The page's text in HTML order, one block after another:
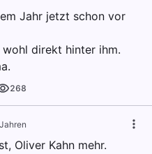
Jahr jetzt schon vor
direkt hinter ihm.
268
Oliver Kahn mehr.